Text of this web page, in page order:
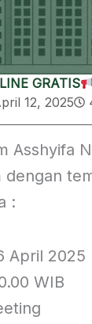
GRATIS
12, 2025
Asshyifa
dengan
:
April 2025
WIB